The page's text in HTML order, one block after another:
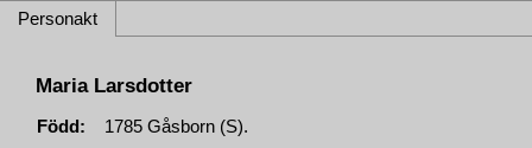
Personakt
Maria Larsdotter
Född: 1785 Gåsborn (S).